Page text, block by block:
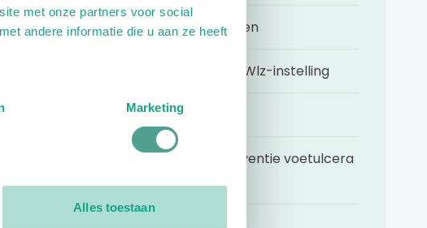
met onze partners voor social
andere informatie die u aan ze heeft
Marketing
Alles toestaan
FAQ Mijn regionetwerken
FAQ - Voetzorg in een Wlz-instelling
FAQ Mijn e-learning
FAQ's Zorgmodule preventie voetulcera
2024